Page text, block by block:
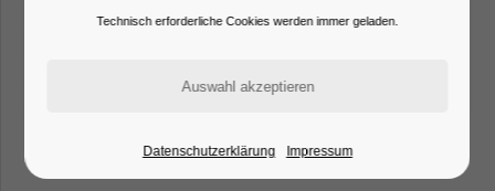
Technisch erforderliche Cookies werden immer geladen.
Datenschutzerklärung Impressum